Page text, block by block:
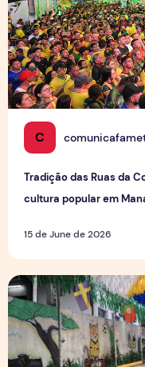
C
Tradição das Ruas da
cultura popular em
15 de June de 2026
Rua da Copa na